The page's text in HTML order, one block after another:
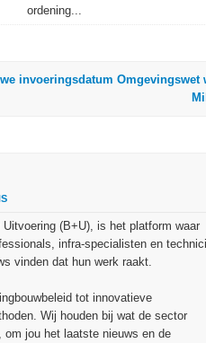
ordening...
invoeringsdatum Omgevingswet
Uitvoering (B+U), is het platform waar
infra-specialisten en technici
vinden dat hun werk raakt.
tot innovatieve
Wij houden bij wat de sector
om jou het laatste nieuws en de